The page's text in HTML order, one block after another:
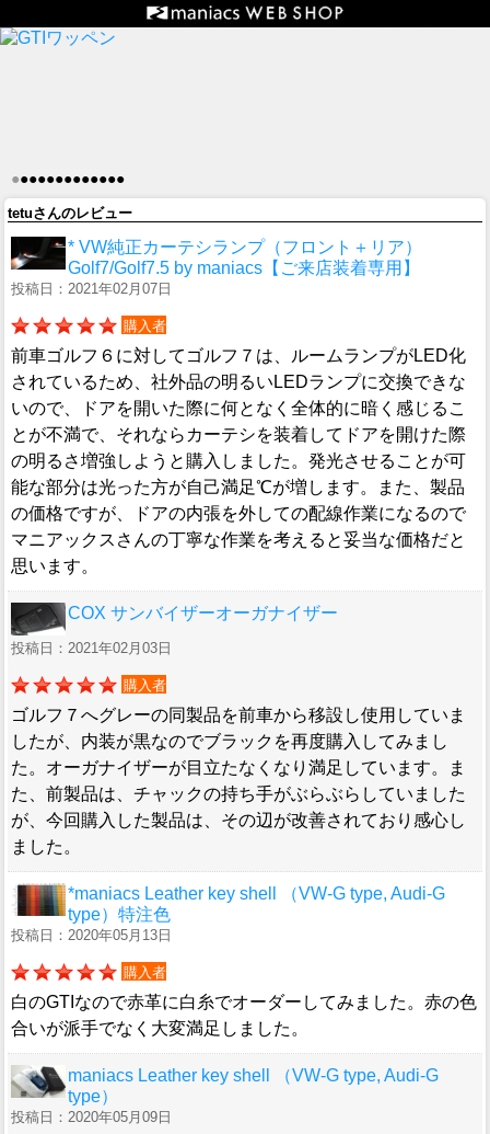
●●●●●●●●●●●●●
tetuさんのレビュー
* VW純正カーテシランプ（フロント＋リア）
Golf7/Golf7.5 by maniacs【ご来店装着専用】
投稿日：2021年02月07日
購入者
前車ゴルフ６に対してゴルフ７は、ルームランプがLED化
されているため、社外品の明るいLEDランプに交換できな
いので、ドアを開いた際に何となく全体的に暗く感じるこ
とが不満で、それならカーテシを装着してドアを開けた際
の明るさ増強しようと購入しました。発光させることが可
能な部分は光った方が自己満足℃が増します。また、製品
の価格ですが、ドアの内張を外しての配線作業になるので
マニアックスさんの丁寧な作業を考えると妥当な価格だと
思います。
COX サンバイザーオーガナイザー
投稿日：2021年02月03日
購入者
ゴルフ７へグレーの同製品を前車から移設し使用していま
したが、内装が黒なのでブラックを再度購入してみまし
た。オーガナイザーが目立たなくなり満足しています。ま
た、前製品は、チャックの持ち手がぶらぶらしていました
が、今回購入した製品は、その辺が改善されており感心し
ました。
*maniacs Leather key shell （VW-G type, Audi-G
type）特注色
投稿日：2020年05月13日
購入者
白のGTIなので赤革に白糸でオーダーしてみました。赤の色
合いが派手でなく大変満足しました。
maniacs Leather key shell （VW-G type, Audi-G
type）
投稿日：2020年05月09日